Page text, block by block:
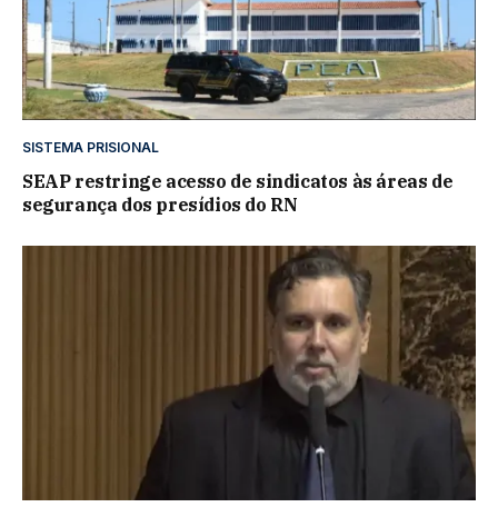
SISTEMA PRISIONAL
SEAP restringe acesso de sindicatos às áreas de
segurança dos presídios do RN